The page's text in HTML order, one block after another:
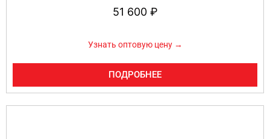
51 600 ₽
Узнать оптовую цену →
ПОДРОБНЕЕ